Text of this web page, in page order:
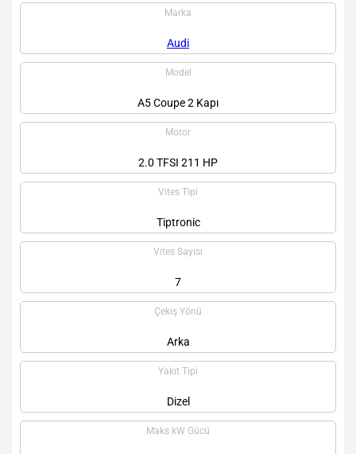
Marka
Audi
Model
A5 Coupe 2 Kapı
Motor
2.0 TFSI 211 HP
Vites Tipi
Tiptronic
Vites Sayısı
7
Çekiş Yönü
Arka
Yakıt Tipi
Dizel
Maks kW Gücü